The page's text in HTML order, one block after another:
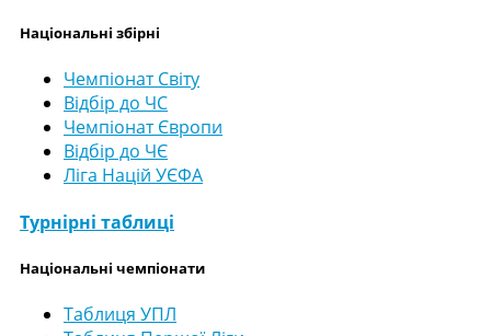
Національні збірні
Чемпіонат Світу
Відбір до ЧС
Чемпіонат Європи
Відбір до ЧЄ
Ліга Націй УЄФА
Турнірні таблиці
Національні чемпіонати
Таблиця УПЛ